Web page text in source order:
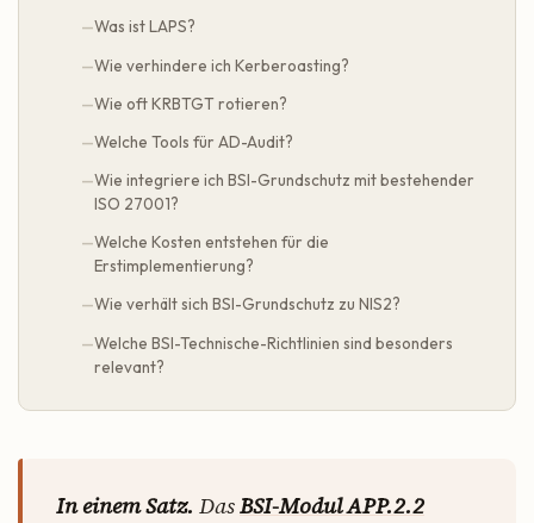
Was ist LAPS?
Wie verhindere ich Kerberoasting?
Wie oft KRBTGT rotieren?
Welche Tools für AD-Audit?
Wie integriere ich BSI-Grundschutz mit bestehender
ISO 27001?
Welche Kosten entstehen für die
Erstimplementierung?
Wie verhält sich BSI-Grundschutz zu NIS2?
Welche BSI-Technische-Richtlinien sind besonders
relevant?
In einem Satz. DasBSI-Modul APP.2.2